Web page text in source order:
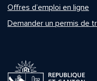
Offres d’emploi en ligne
Demander un permis de